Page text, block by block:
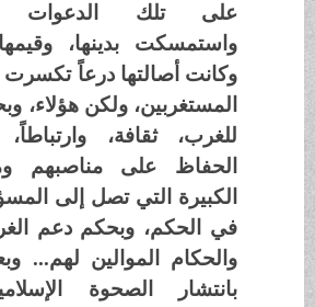
على تلك الدعوات
واستمسكت بدينها، وقيمها،
وكانت أصالتها درعاً تكسرت
المستغربين، ولكن هؤلاء،
للغرب، ثقافة،
الحفاظ على مناصبهم
الكبيرة التي تصل إلى
في الحكم، وبحكم دعم
والحكام الموالين لهم...
بانتشار الصحوة